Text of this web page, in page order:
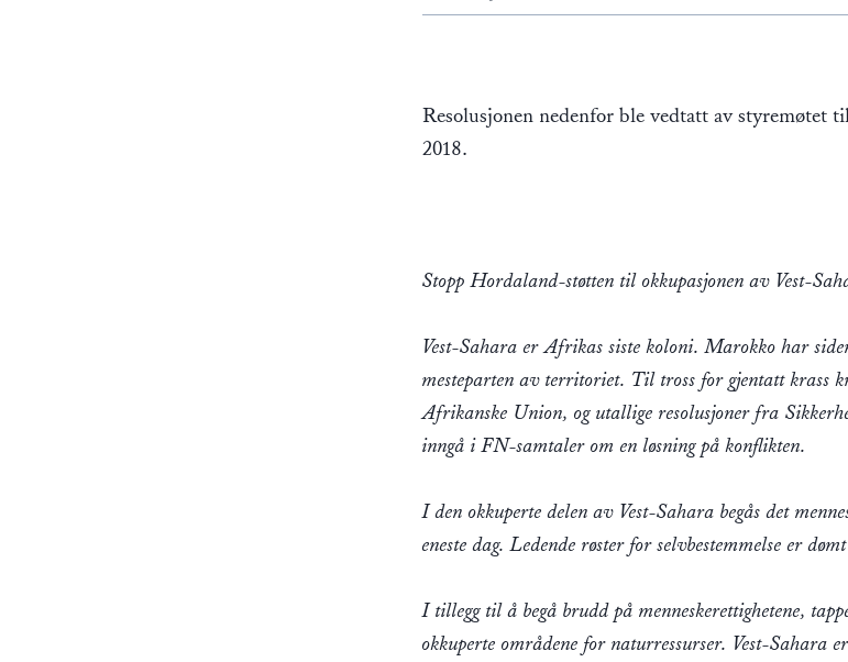
Resolusjonen nedenfor ble vedtatt av styremøtet
2018.
Stopp Hordaland-støtten til okkupasjonen av Vest-
Vest-Sahara er Afrikas siste koloni. Marokko har
mesteparten av territoriet. Til tross for gjentatt krass
Afrikanske Union, og utallige resolusjoner fra
inngå i FN-samtaler om en løsning på konflikten.
I den okkuperte delen av Vest-Sahara begås det
eneste dag. Ledende røster for selvbestemmelse er
I tillegg til å begå brudd på menneskerettighetene,
okkuperte områdene for naturressurser. Vest-Sahara